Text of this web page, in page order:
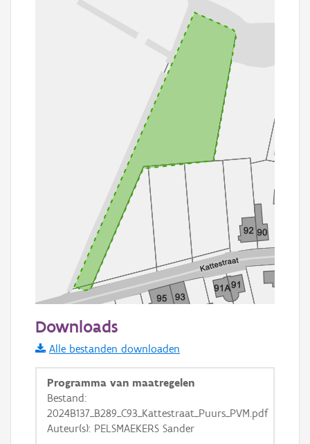
Informatie Vlaanderen
i
+ −
Downloads
Alle bestanden downloaden
Programma van maatregelen
Bestand:
2024B137_B289_C93_Kattestraat_Puurs_PVM.pdf
Auteur(s): PELSMAEKERS Sander